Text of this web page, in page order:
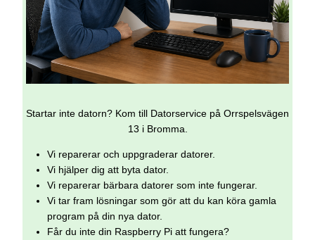
Startar inte datorn? Kom till Datorservice på Orrspelsvägen
13 i Bromma.
Vi reparerar och uppgraderar datorer.
Vi hjälper dig att byta dator.
Vi reparerar bärbara datorer som inte fungerar.
Vi tar fram lösningar som gör att du kan köra gamla
program på din nya dator.
Får du inte din Raspberry Pi att fungera?